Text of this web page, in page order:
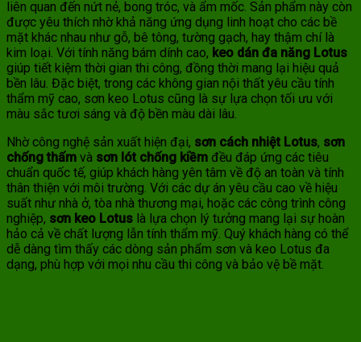
liên quan đến nứt nẻ, bong tróc, và ẩm mốc. Sản phẩm này còn
được yêu thích nhờ khả năng ứng dụng linh hoạt cho các bề
mặt khác nhau như gỗ, bê tông, tường gạch, hay thậm chí là
kim loại. Với tính năng bám dính cao, keo dán đa năng Lotus
giúp tiết kiệm thời gian thi công, đồng thời mang lại hiệu quả
bền lâu. Đặc biệt, trong các không gian nội thất yêu cầu tính
thẩm mỹ cao, sơn keo Lotus cũng là sự lựa chọn tối ưu với
màu sắc tươi sáng và độ bền màu dài lâu.
Nhờ công nghệ sản xuất hiện đại, sơn cách nhiệt Lotus, sơn
chống thấm và sơn lót chống kiềm đều đáp ứng các tiêu
chuẩn quốc tế, giúp khách hàng yên tâm về độ an toàn và tính
thân thiện với môi trường. Với các dự án yêu cầu cao về hiệu
suất như nhà ở, tòa nhà thương mại, hoặc các công trình công
nghiệp, sơn keo Lotus là lựa chọn lý tưởng mang lại sự hoàn
hảo cả về chất lượng lẫn tính thẩm mỹ. Quý khách hàng có thể
dễ dàng tìm thấy các dòng sản phẩm sơn và keo Lotus đa
dạng, phù hợp với mọi nhu cầu thi công và bảo vệ bề mặt.